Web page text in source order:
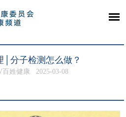
│分子检测怎么做？
百姓健康 2025-03-08